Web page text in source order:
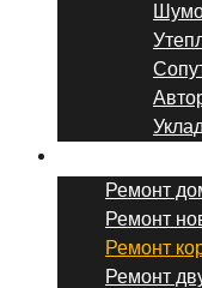
Ремонт
Ремонт
Ремонт
Ремонт